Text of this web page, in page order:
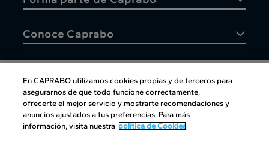
Conoce Caprabo
Atención al cliente
En CAPRABO utilizamos cookies propias y de terceros para
asegurarnos de que todo funcione correctamente,
ofrecerte el mejor servicio y mostrarte recomendaciones y
anuncios ajustados a tus preferencias. Para más
información, visita nuestra política de Cookies